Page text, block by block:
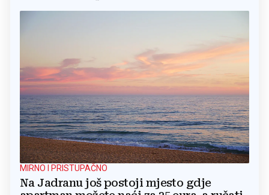
MIRNO I PRISTUPAČNO
Na Jadranu još postoji mjesto gdje